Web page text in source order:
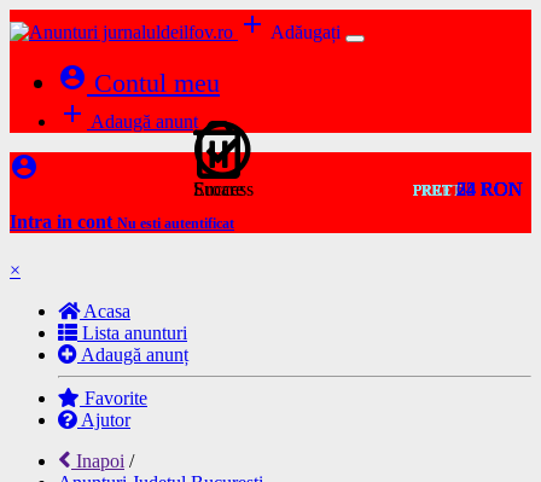
add Adăugați
account_circle Contul meu
add Adaugă anunț
account_circle
Intra in cont Nu esti autentificat
×
Acasa
Lista anunturi
Adaugă anunț
Favorite
Ajutor
Inapoi /
Success
Eroare PRET24 RON
PRET4 RON
PRET24 RON
PRET75 RON
PRET24 RON
PRET24 RON
PRET24 RON
PRET62 RON
PRET24 RON
PRET24 RON